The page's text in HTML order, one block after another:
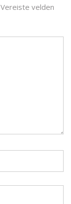
Vereiste velden